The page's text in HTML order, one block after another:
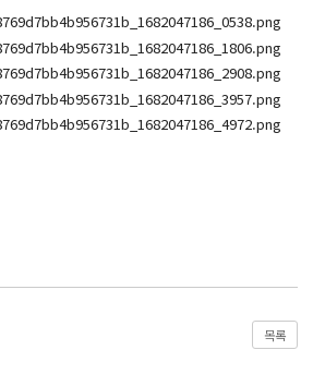
목록
(캐드(CAD),맥스(MAX),레빗(REVIT))실무자 양성과정
트엔드 개발 양성 지원
웹개발자(웹디자인)
득과정